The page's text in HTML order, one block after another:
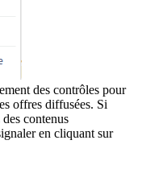
des contrôles pour
offres diffusées. Si
contenus
en cliquant sur